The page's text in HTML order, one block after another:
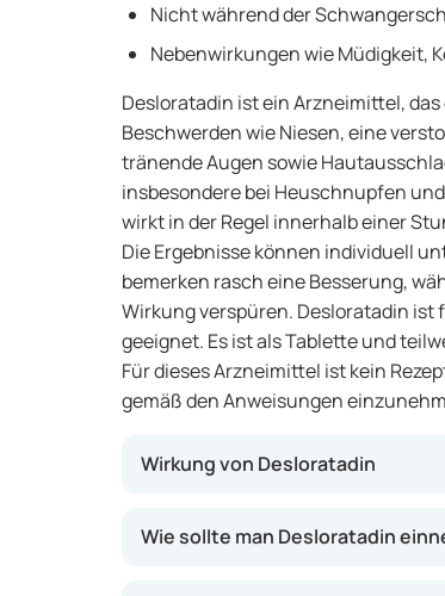
Nicht während der
Nebenwirkungen wie Müdigkeit,
Desloratadin ist ein Arzneimittel,
Beschwerden wie Niesen, eine
tränende Augen sowie
insbesondere bei Heuschnupfen
wirkt in der Regel innerhalb einer
Die Ergebnisse können individuell
bemerken rasch eine Besserung,
Wirkung verspüren. Desloratadin ist
geeignet. Es ist als Tablette und
Für dieses Arzneimittel ist kein
gemäß den Anweisungen
Wirkung von Desloratadin
Histamin, einer Substanz, die bei
Wie sollte man Desloratadin